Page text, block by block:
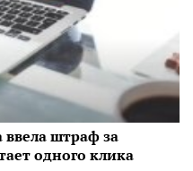
ввела штраф за
одного клика